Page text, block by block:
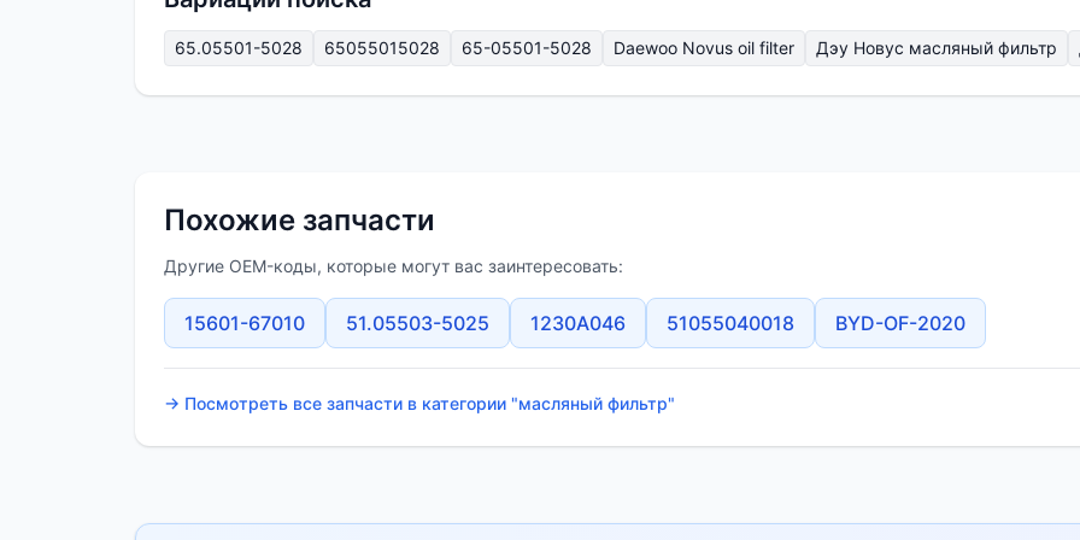
65.05501-5028 65055015028 65-05501-5028 Daewoo Novus oil filter Дэу Новус масляный фильтр
Похожие запчасти
Другие OEM-коды, которые могут вас заинтересовать:
15601-67010 51.05503-5025 1230A046 51055040018 BYD-OF-2020
→ Посмотреть все запчасти в категории "масляный фильтр"